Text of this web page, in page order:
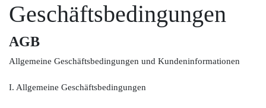
Geschäftsbedingungen
AGB
Allgemeine Geschäftsbedingungen und Kundeninformationen
I. Allgemeine Geschäftsbedingungen